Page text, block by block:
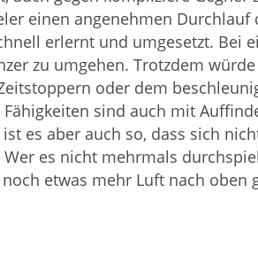
einen angenehmen
erlernt und umgesetzt. Bei
zu umgehen. Trotzdem
oder dem
Fähigkeiten sind auch mit
es aber auch so, dass sich
Wer es nicht mehrmals
etwas mehr Luft nach oben